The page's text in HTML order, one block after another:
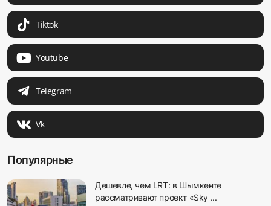
Tiktok
Youtube
Telegram
Vk
Популярные
Дешевле, чем LRT: в Шымкенте
рассматривают проект «Sky ...